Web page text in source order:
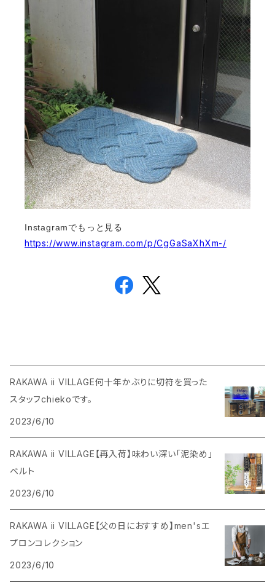
Instagramでもっと見る
https://www.instagram.com/p/CgGaSaXhXm-/
RAKAWA ii VILLAGE何十年かぶりに切符を買った
スタッフchiekoです。
2023/6/10
RAKAWA ii VILLAGE【再入荷】味わい深い「泥染め」
ベルト
2023/6/10
RAKAWA ii VILLAGE【父の日におすすめ】men'sエ
プロンコレクション
2023/6/10